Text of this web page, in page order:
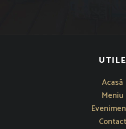
UTILE
Acasă
Meniu
Contact